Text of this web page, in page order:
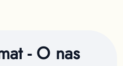
- O nas